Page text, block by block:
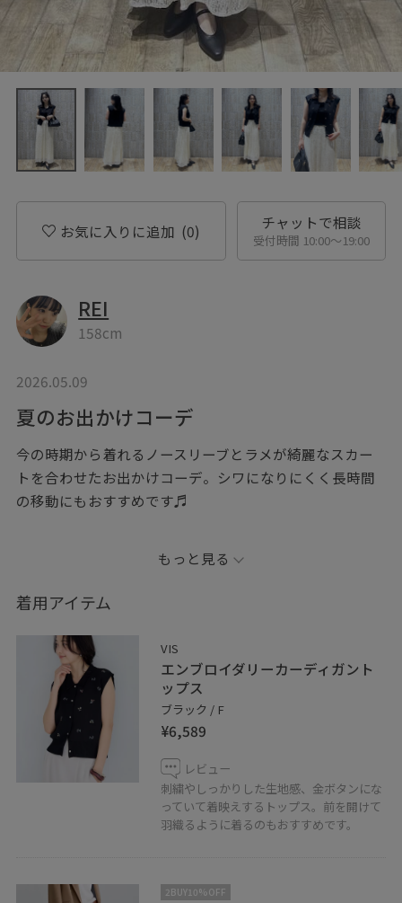
お気に入りに追加 (0) チャットで相談
受付時間 10:00〜19:00
REI
158cm
2026.05.09
夏のお出かけコーデ
今の時期から着れるノースリーブとラメが綺麗なスカー
トを合わせたお出かけコーデ。シワになりにくく長時間
の移動にもおすすめです♬
※掲載していないアイテム(アクセサリーを含む)は私物で
す。
LINEで在庫のお問い合わせや商品、コーディネートのご
相談など是非お気軽にお問い合わせくださいませ。
LINEで二子玉川ライズVISスタッフにご相談は【友だち追
加】をタップ！！
もっと見る
着用アイテム
VIS
エンブロイダリーカーディガント
ップス
ブラック / F
¥6,589
レビュー
刺繍やしっかりした生地感、金ボタンにな
っていて着映えするトップス。前を開けて
羽織るように着るのもおすすめです。
2BUY10%OFF